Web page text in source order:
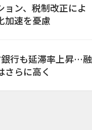
ョン、税制改正によ
加速を憂慮
行も延滞率上昇…融
さらに高く